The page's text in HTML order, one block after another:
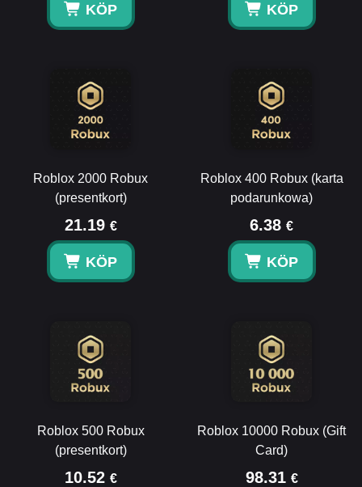
KÖP KÖP
Roblox 2000 Robux
(presentkort)
21.19 €
KÖP
Roblox 400 Robux (karta
podarunkowa)
6.38 €
KÖP
Roblox 500 Robux
(presentkort)
10.52 €
Roblox 10000 Robux (Gift
Card)
98.31 €